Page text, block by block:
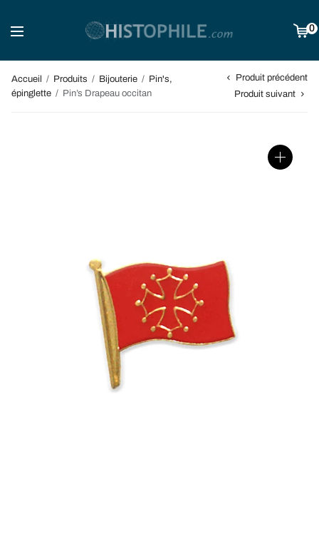
0
Accueil / Produits / Bijouterie / Pin's,
épinglette / Pin’s Drapeau occitan
Produit précédent
Produit suivant